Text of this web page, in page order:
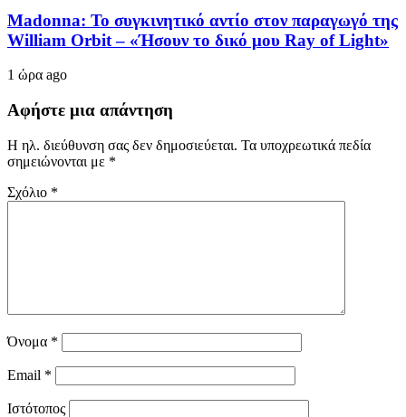
Madonna: Το συγκινητικό αντίο στον παραγωγό της
William Orbit – «Ήσουν το δικό μου Ray of Light»
1 ώρα ago
Αφήστε μια απάντηση
Η ηλ. διεύθυνση σας δεν δημοσιεύεται. Τα υποχρεωτικά πεδία
σημειώνονται με *
Σχόλιο *
Όνομα *
Email *
Ιστότοπος